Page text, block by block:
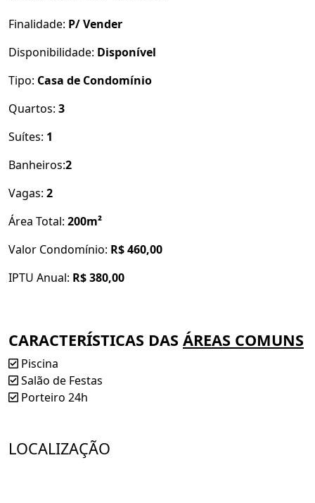
Sala de estar/jantar
2 sanitários
Armários planejados na cozinha e em todos os
As informações e valores deste imóvel podem sofrer
corretores.
Entre em contato agora com um dos corretores da
Mirante Imobiliária para agendar sua visita ao
Fênix Residence.
Finalidade: P/ Vender
Disponibilidade: Disponível
Tipo: Casa de Condomínio
Quartos: 3
Suítes: 1
Banheiros:2
Vagas: 2
Área Total: 200m²
Valor Condomínio: R$ 460,00
IPTU Anual: R$ 380,00
CARACTERÍSTICAS DAS ÁREAS COMUNS
Piscina
Salão de Festas
Porteiro 24h
LOCALIZAÇÃO